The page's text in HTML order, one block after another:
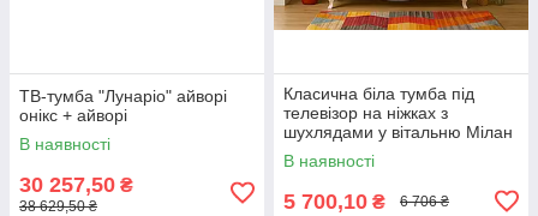
ТВ-тумба "Лунаріо" айворі
онікс + айворі
В наявності
30 257,50 ₴
38 629,50 ₴
Класична біла тумба під
телевізор на ніжках з
шухлядами у вітальню Мілан
Мебель Сервіс
В наявності
5 700,10 ₴ 6 706 ₴